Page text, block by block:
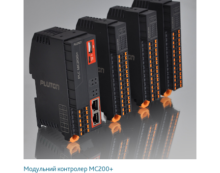
Модульний контролер МС200+